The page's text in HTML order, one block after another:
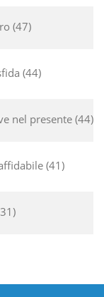
47
44
nel presente 44
41
31